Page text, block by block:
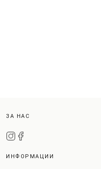
ЗА НАС
ИНФОРМАЦИИ